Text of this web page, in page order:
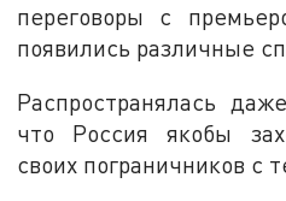
переговоры с
появились различные
Распространялась
что Россия якобы
своих пограничников с